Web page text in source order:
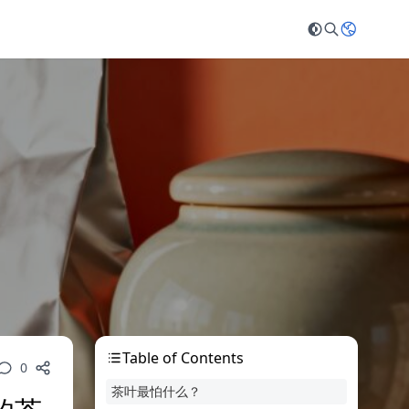
0 Table of Contents
茶叶最怕什么？